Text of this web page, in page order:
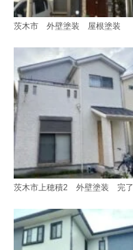
茨木市 外壁塗装 屋根塗装
茨木市上穂積2 外壁塗装 完了